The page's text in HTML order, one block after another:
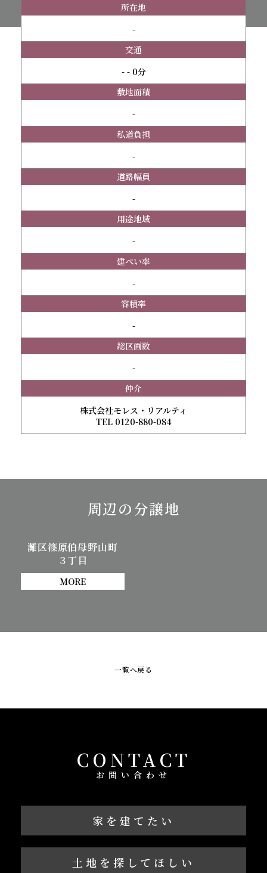
所在地
-
交通
- - 0分
敷地面積
-
私道負担
-
道路幅員
-
用途地域
-
建ぺい率
-
容積率
-
総区画数
-
仲介
株式会社モレス・リアルティ
TEL 0120-880-084
周辺の分譲地
灘区篠原伯母野山町
３丁目
MORE
一覧へ戻る
CONTACT
お問い合わせ
家を建てたい
土地を探してほしい